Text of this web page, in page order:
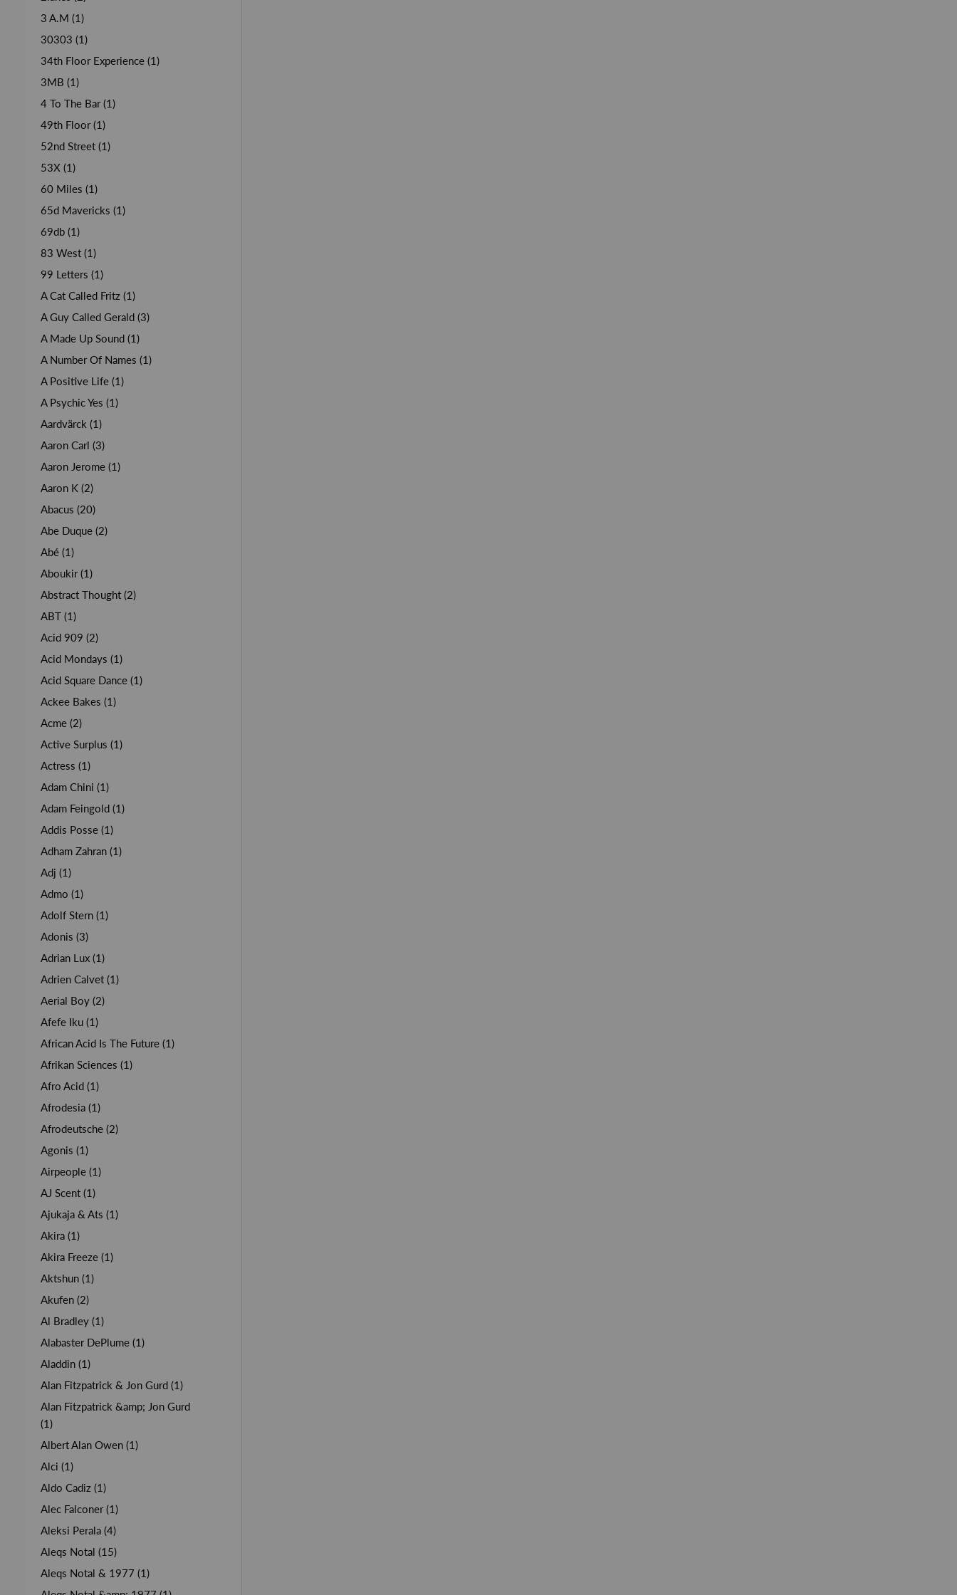
3 A.M (1)
30303 (1)
34th Floor Experience (1)
3MB (1)
4 To The Bar (1)
49th Floor (1)
52nd Street (1)
53X (1)
60 Miles (1)
65d Mavericks (1)
69db (1)
83 West (1)
99 Letters (1)
A Cat Called Fritz (1)
A Guy Called Gerald (3)
A Made Up Sound (1)
A Number Of Names (1)
A Positive Life (1)
A Psychic Yes (1)
Aardvärck (1)
Aaron Carl (3)
Aaron Jerome (1)
Aaron K (2)
Abacus (20)
Abe Duque (2)
Abé (1)
Aboukir (1)
Abstract Thought (2)
ABT (1)
Acid 909 (2)
Acid Mondays (1)
Acid Square Dance (1)
Ackee Bakes (1)
Acme (2)
Active Surplus (1)
Actress (1)
Adam Chini (1)
Adam Feingold (1)
Addis Posse (1)
Adham Zahran (1)
Adj (1)
Admo (1)
Adolf Stern (1)
Adonis (3)
Adrian Lux (1)
Adrien Calvet (1)
Aerial Boy (2)
Afefe Iku (1)
African Acid Is The Future (1)
Afrikan Sciences (1)
Afro Acid (1)
Afrodesia (1)
Afrodeutsche (2)
Agonis (1)
Airpeople (1)
AJ Scent (1)
Ajukaja & Ats (1)
Akira (1)
Akira Freeze (1)
Aktshun (1)
Akufen (2)
Al Bradley (1)
Alabaster DePlume (1)
Aladdin (1)
Alan Fitzpatrick & Jon Gurd (1)
Alan Fitzpatrick &amp; Jon Gurd
(1)
Albert Alan Owen (1)
Alci (1)
Aldo Cadiz (1)
Alec Falconer (1)
Aleksi Perala (4)
Aleqs Notal (15)
Aleqs Notal & 1977 (1)